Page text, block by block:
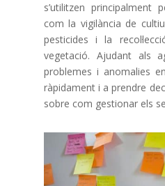
s’utilitzen principalment
com la vigilància de
pesticides i la
vegetació. Ajudant als
problemes i anomalies
ràpidament i a prendre
sobre com gestionar els